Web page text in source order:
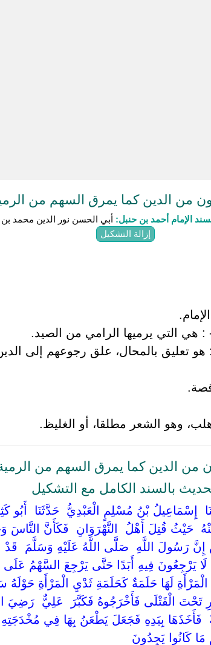
من الدين كما يمرق السهم من
الإمام أحمد بن حنبل: أبي الحسن نور الدين محمد بن
إزالة التشكيل
: هي التي يرميها الرامي من الصيد.
تعليق بالمحال، علق رجوعهم إلى
وهو الشعر مطلقا، أو الغليظ.
من الدين كما يمرق السهم من
بالسند الكامل مع التشكيل
‏إِسْمَاعِيلُ بْنُ مُسْلِمٍ الْعَبْدِيُّ ‏ ‏حَدَّثَنَا ‏ ‏أَبُو
‏حَيْثُ قُتِلَ أَهْلُ ‏ ‏النَّهْرَوَانِ ‏ ‏فَكَأَنَّ النَّاسَ
إِنَّ رَسُولَ اللَّهِ ‏ ‏صَلَّى اللَّهُ عَلَيْهِ وَسَلَّمَ ‏ ‏قَدْ
يَرْجِعُونَ فِيهِ أَبَدًا حَتَّى يَرْجِعَ السَّهْمُ
لَهَا حَلَمَةٌ كَحَلَمَةِ ثَدْيِ الْمَرْأَةِ حَوْلَهُ
تَحْتَ الْقَتْلَى فَأَخْرَجُوهُ فَكَبَّرَ ‏ ‏عَلِيٌّ ‏ ‏رَضِيَ
‏فَأَخَذَهَا بِيَدِهِ فَجَعَلَ يَطْعَنُ بِهَا فِي
كَانُوا يَجِدُونَ